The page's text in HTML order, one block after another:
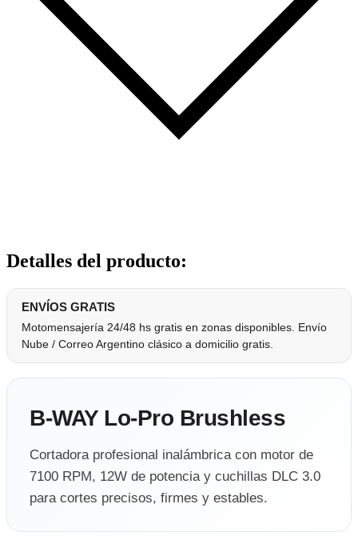
Detalles del producto:
ENVÍOS GRATIS
Motomensajería 24/48 hs gratis en zonas disponibles. Envío
Nube / Correo Argentino clásico a domicilio gratis.
B-WAY Lo-Pro Brushless
Cortadora profesional inalámbrica con motor de
7100 RPM, 12W de potencia y cuchillas DLC 3.0
para cortes precisos, firmes y estables.